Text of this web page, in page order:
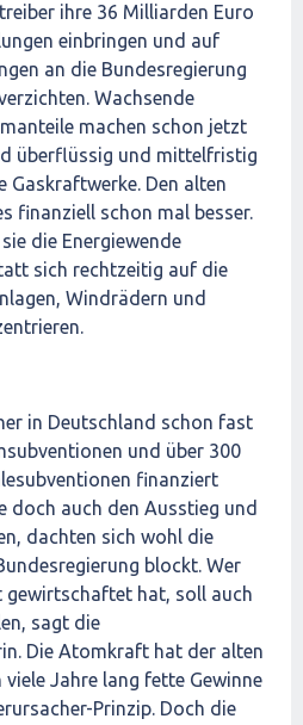
ihre 36 Milliarden Euro
einbringen und auf
an die Bundesregierung
Wachsende
machen schon jetzt
überflüssig und mittelfristig
Gaskraftwerke. Den alten
finanziell schon mal besser.
die Energiewende
sich rechtzeitig auf die
Windrädern und
in Deutschland schon fast
und über 300
finanziert
doch auch den Ausstieg und
dachten sich wohl die
blockt. Wer
gewirtschaftet hat, soll auch
sagt die
Die Atomkraft hat der alten
Jahre lang fette Gewinne
Prinzip. Doch die